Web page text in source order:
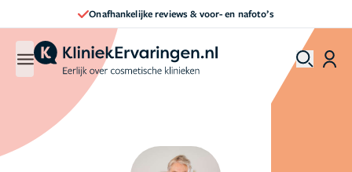
Direct een afspraak maken